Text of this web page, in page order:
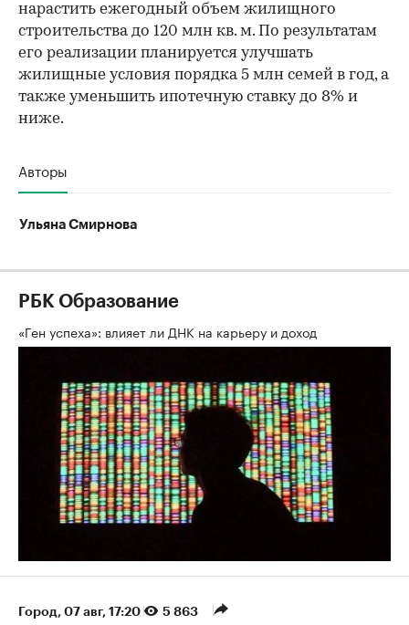
нарастить ежегодный объем жилищного
строительства до 120 млн кв. м. По результатам
его реализации планируется улучшать
жилищные условия порядка 5 млн семей в год, а
также уменьшить ипотечную ставку до 8% и
ниже.
Авторы
Ульяна Смирнова
РБК Образование
«Ген успеха»: влияет ли ДНК на карьеру и доход
Город⁠, 07 авг, 17:20 5 863